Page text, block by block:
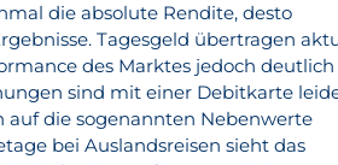
die absolute Rendite, desto
Tagesgeld übertragen
des Marktes jedoch deutlich
sind mit einer Debitkarte
die sogenannten Nebenwerte
bei Auslandsreisen sieht das